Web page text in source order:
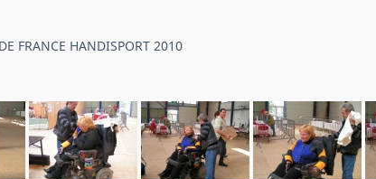
FRANCE HANDISPORT 2010